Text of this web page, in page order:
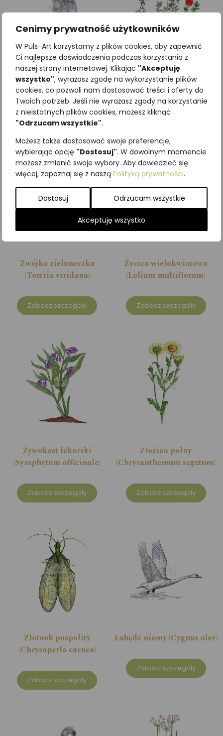
Cenimy prywatność użytkowników
W Puls-Art korzystamy z plików cookies, aby zapewnić
Ci najlepsze doświadczenia podczas korzystania z
naszej strony internetowej. Klikając "Akceptuję
wszystko", wyrażasz zgodę na wykorzystanie plików
cookies, co pozwoli nam dostosować treści i oferty do
Twoich potrzeb. Jeśli nie wyrażasz zgody na korzystanie
z nieistotnych plików cookies, możesz kliknąć
"Odrzucam wszystkie".
Możesz także dostosować swoje preferencje,
wybierając opcję "Dostosuj". W dowolnym momencie
możesz zmienić swoje wybory. Aby dowiedzieć się
więcej, zapoznaj się z naszą Polityką prywatności.
Dostosuj Odrzucam wszystkie
Akceptuję wszystko
Żuraw zwyczajny (Grus
grus)
Zobacz szczegóły
Żurawina błotna
(Vaccinium oxycoccos)
Zobacz szczegóły
Zwójka zieloneczka
(Tortrix viridana)
Zobacz szczegóły
Życica wielokwiatowa
(Lolium multiflorum)
Zobacz szczegóły
Żywokost lekarski
(Symphytum officinale)
Zobacz szczegóły
Złocień polny
(Chrysanthemum segetum)
Zobacz szczegóły
Złotook pospolity
(Chrysoperla carnea)
Zobacz szczegóły
Łabędź niemy (Cygnus olor)
Zobacz szczegóły